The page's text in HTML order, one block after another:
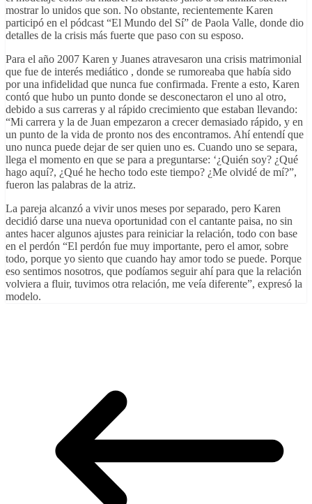
mostrar lo unidos que son. No obstante, recientemente Karen
participó en el pódcast “El Mundo del Sí” de Paola Valle, donde dio
detalles de la crisis más fuerte que paso con su esposo.
Para el año 2007 Karen y Juanes atravesaron una crisis matrimonial
que fue de interés mediático , donde se rumoreaba que había sido
por una infidelidad que nunca fue confirmada. Frente a esto, Karen
contó que hubo un punto donde se desconectaron el uno al otro,
debido a sus carreras y al rápido crecimiento que estaban llevando:
“Mi carrera y la de Juan empezaron a crecer demasiado rápido, y en
un punto de la vida de pronto nos des encontramos. Ahí entendí que
uno nunca puede dejar de ser quien uno es. Cuando uno se separa,
llega el momento en que se para a preguntarse: ‘¿Quién soy? ¿Qué
hago aquí?, ¿Qué he hecho todo este tiempo? ¿Me olvidé de mí?”,
fueron las palabras de la atriz.
La pareja alcanzó a vivir unos meses por separado, pero Karen
decidió darse una nueva oportunidad con el cantante paisa, no sin
antes hacer algunos ajustes para reiniciar la relación, todo con base
en el perdón “El perdón fue muy importante, pero el amor, sobre
todo, porque yo siento que cuando hay amor todo se puede. Porque
eso sentimos nosotros, que podíamos seguir ahí para que la relación
volviera a fluir, tuvimos otra relación, me veía diferente”, expresó la
modelo.